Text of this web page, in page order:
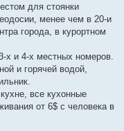
для стоянки
менее чем в 20-и
города, в курортном
х и 4-х местных номеров.
и горячей водой,
все кухонные
от 6$ с человека в